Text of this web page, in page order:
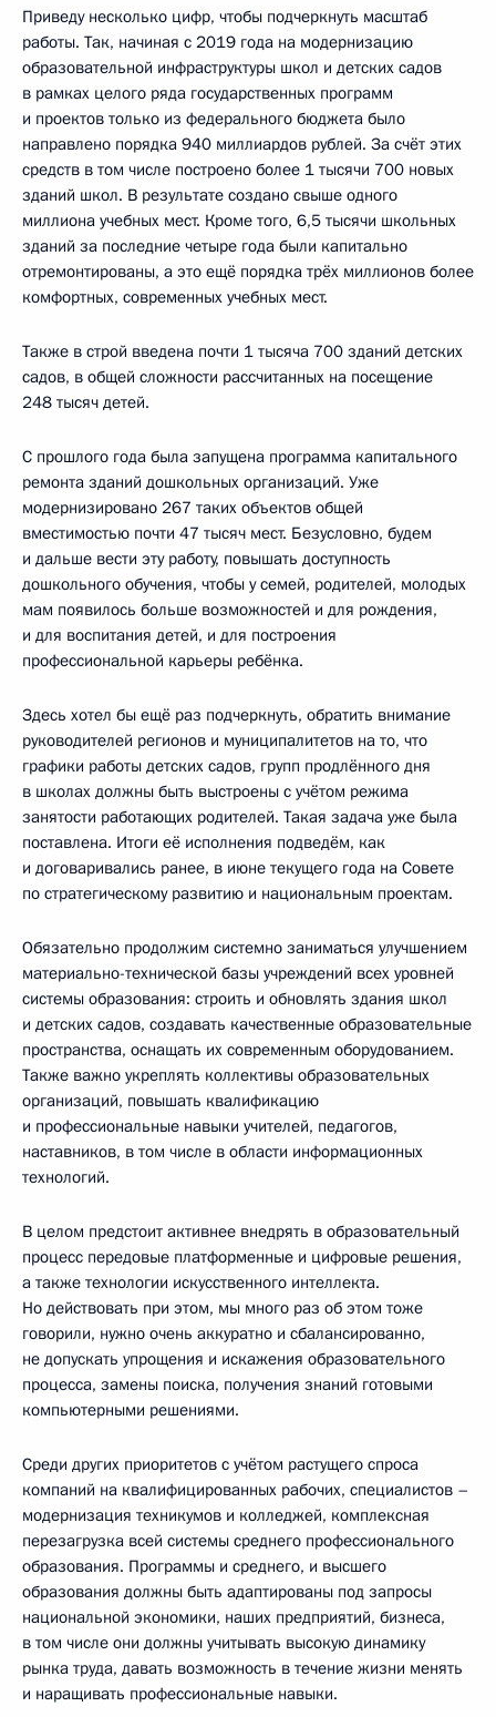
Приведу несколько цифр, чтобы подчеркнуть масштаб
работы. Так, начиная с 2019 года на модернизацию
образовательной инфраструктуры школ и детских садов
в рамках целого ряда государственных программ
и проектов только из федерального бюджета было
направлено порядка 940 миллиардов рублей. За счёт этих
средств в том числе построено более 1 тысячи 700 новых
зданий школ. В результате создано свыше одного
миллиона учебных мест. Кроме того, 6,5 тысячи школьных
зданий за последние четыре года были капитально
отремонтированы, а это ещё порядка трёх миллионов более
комфортных, современных учебных мест.
Также в строй введена почти 1 тысяча 700 зданий детских
садов, в общей сложности рассчитанных на посещение
248 тысяч детей.
С прошлого года была запущена программа капитального
ремонта зданий дошкольных организаций. Уже
модернизировано 267 таких объектов общей
вместимостью почти 47 тысяч мест. Безусловно, будем
и дальше вести эту работу, повышать доступность
дошкольного обучения, чтобы у семей, родителей, молодых
мам появилось больше возможностей и для рождения,
и для воспитания детей, и для построения
профессиональной карьеры ребёнка.
Здесь хотел бы ещё раз подчеркнуть, обратить внимание
руководителей регионов и муниципалитетов на то, что
графики работы детских садов, групп продлённого дня
в школах должны быть выстроены с учётом режима
занятости работающих родителей. Такая задача уже была
поставлена. Итоги её исполнения подведём, как
и договаривались ранее, в июне текущего года на Совете
по стратегическому развитию и национальным проектам.
Обязательно продолжим системно заниматься улучшением
материально-технической базы учреждений всех уровней
системы образования: строить и обновлять здания школ
и детских садов, создавать качественные образовательные
пространства, оснащать их современным оборудованием.
Также важно укреплять коллективы образовательных
организаций, повышать квалификацию
и профессиональные навыки учителей, педагогов,
наставников, в том числе в области информационных
технологий.
В целом предстоит активнее внедрять в образовательный
процесс передовые платформенные и цифровые решения,
а также технологии искусственного интеллекта.
Но действовать при этом, мы много раз об этом тоже
говорили, нужно очень аккуратно и сбалансированно,
не допускать упрощения и искажения образовательного
процесса, замены поиска, получения знаний готовыми
компьютерными решениями.
Среди других приоритетов с учётом растущего спроса
компаний на квалифицированных рабочих, специалистов –
модернизация техникумов и колледжей, комплексная
перезагрузка всей системы среднего профессионального
образования. Программы и среднего, и высшего
образования должны быть адаптированы под запросы
национальной экономики, наших предприятий, бизнеса,
в том числе они должны учитывать высокую динамику
рынка труда, давать возможность в течение жизни менять
и наращивать профессиональные навыки.